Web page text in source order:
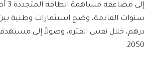
درهم، خلال نفس الفترة، وصولاً إلى
2050.